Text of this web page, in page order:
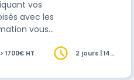
vos
avec les
et astuces"
> 1700€ HT
2 jours | 14